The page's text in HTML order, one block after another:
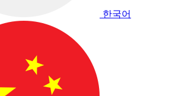
한국어